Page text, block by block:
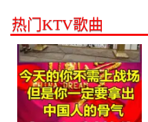
热门KTV歌曲